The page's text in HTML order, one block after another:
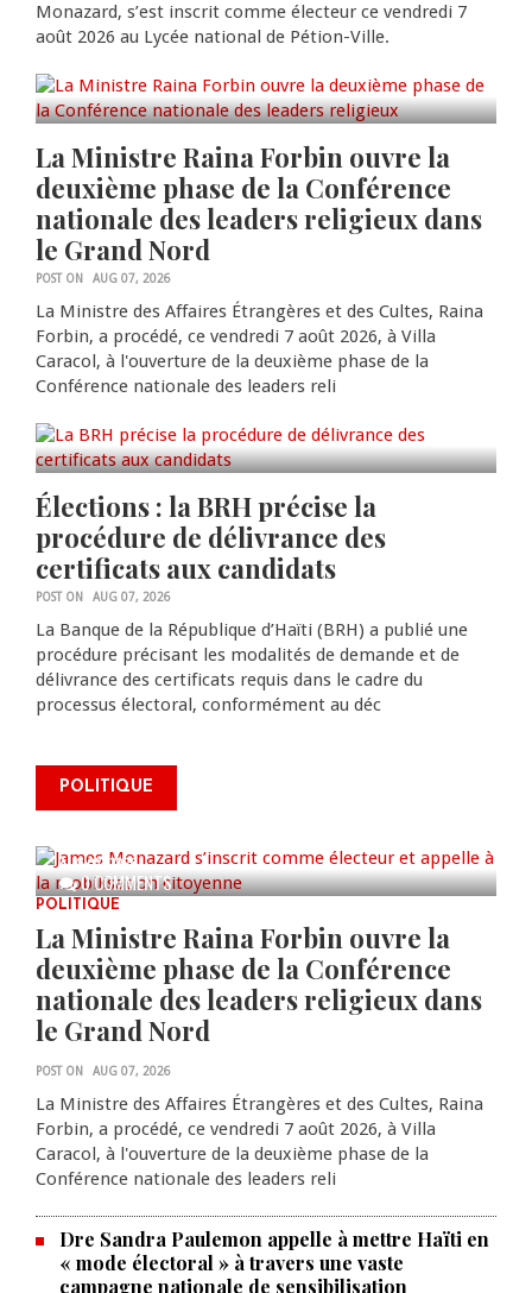
Monazard, s’est inscrit comme électeur ce vendredi 7
août 2026 au Lycée national de Pétion-Ville.
POLITIQUE 0
La Ministre Raina Forbin ouvre la
deuxième phase de la Conférence
nationale des leaders religieux dans
le Grand Nord
POST ON AUG 07, 2026
La Ministre des Affaires Étrangères et des Cultes, Raina
Forbin, a procédé, ce vendredi 7 août 2026, à Villa
Caracol, à l'ouverture de la deuxième phase de la
Conférence nationale des leaders reli
0
Élections : la BRH précise la
procédure de délivrance des
certificats aux candidats
POST ON AUG 07, 2026
La Banque de la République d’Haïti (BRH) a publié une
procédure précisant les modalités de demande et de
délivrance des certificats requis dans le cadre du
processus électoral, conformément au déc
POLITIQUE
0 COMMENTS
James Monazard s’inscrit comme
électeur et appelle à la
AUG 07, 2026
POLITIQUE
La Ministre Raina Forbin ouvre la
deuxième phase de la Conférence
nationale des leaders religieux dans
le Grand Nord
POST ON AUG 07, 2026
La Ministre des Affaires Étrangères et des Cultes, Raina
Forbin, a procédé, ce vendredi 7 août 2026, à Villa
Caracol, à l'ouverture de la deuxième phase de la
Conférence nationale des leaders reli
Dre Sandra Paulemon appelle à mettre Haïti en
« mode électoral » à travers une vaste
campagne nationale de sensibilisation